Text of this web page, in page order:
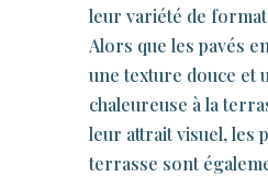
leur variété de
Alors que les pavés
une texture douce et
chaleureuse à la
leur attrait visuel, les
terrasse sont